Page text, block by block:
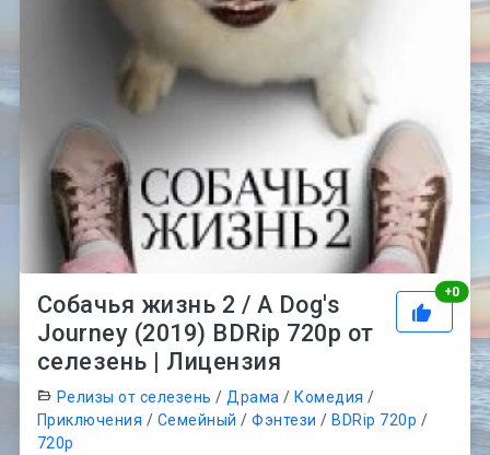
+0
Собачья жизнь 2 / A Dog's
Journey (2019) BDRip 720p от
селезень | Лицензия
Релизы от селезень / Драма / Комедия /
Приключения / Семейный /Фэнтези / BDRip 720p /
720p